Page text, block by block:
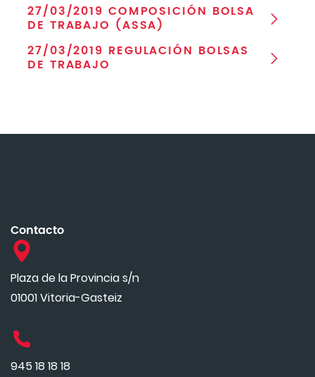
27/03/2019 COMPOSICIÓN BOLSA
DE TRABAJO (ASSA)
27/03/2019 REGULACIÓN BOLSAS
DE TRABAJO
Contacto
Plaza de la Provincia s/n
01001 Vitoria-Gasteiz
945 18 18 18